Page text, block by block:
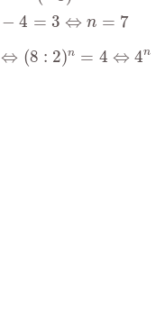
− 4 = 3 ⇔ n = 7
⇔ (8 : 2)n = 4 ⇔ 4n
8 :2 )n 4⇔ 4 ⇔ =1